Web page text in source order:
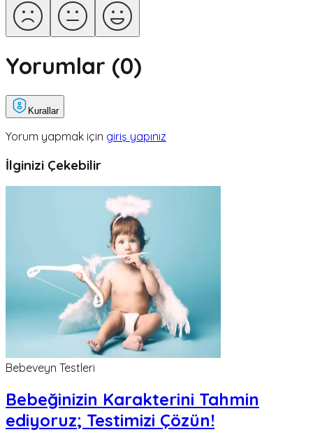
Yorumlar (0)
Kurallar
Yorum yapmak için giriş yapınız
İlginizi Çekebilir
Bebeveyn Testleri
Bebeğinizin Karakterini Tahmin
ediyoruz; Testimizi Çözün!